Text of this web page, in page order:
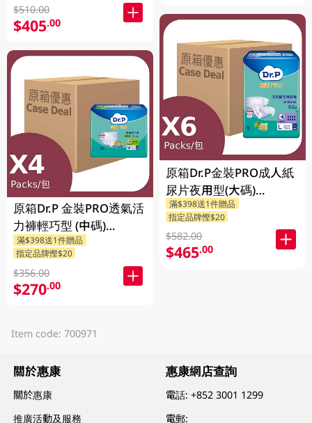
$510.00
$405.00
原箱Dr.P 金裝PRO透氣活
力褲輕巧型 (中碼)
4X12PCS
滿$398送1件贈品
指定品牌慳$20
$356.00
$270.00
原箱Dr.P金裝PRO成人紙
尿片夜用型(大碼)
6X9PCS
滿$398送1件贈品
指定品牌慳$20
$582.00
$465.00
Item code: 700971
關於惠康
關於惠康
推廣活動及服務
惠康網店查詢
電話:+852 3001 1299
電郵: